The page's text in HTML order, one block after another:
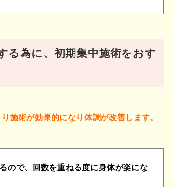
る為に、初期集中施術をおす
施術が効果的になり体調が改善します。
ので、回数を重ねる度に身体が楽にな